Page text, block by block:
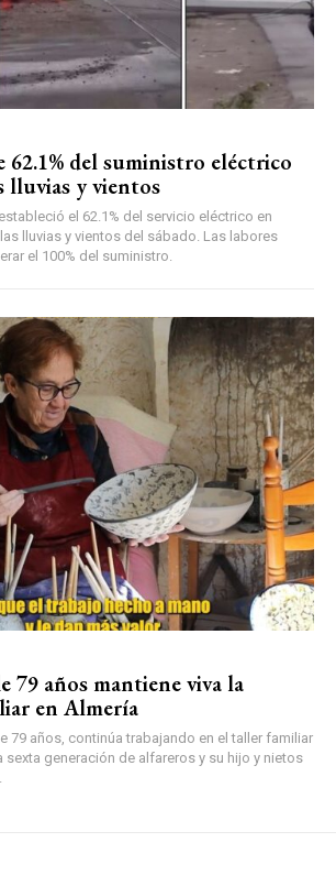
62.1% del suministro eléctrico
lluvias y vientos
el 62.1% del servicio eléctrico en
lluvias y vientos del sábado. Las labores
el 100% del suministro.
79 años mantiene viva la
en Almería
79 años, continúa trabajando en el taller familiar
sexta generación de alfareros y su hijo y nietos